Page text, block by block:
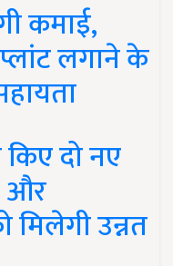
कमाई,
लगाने के
दो नए
और
मिलेगी उन्नत